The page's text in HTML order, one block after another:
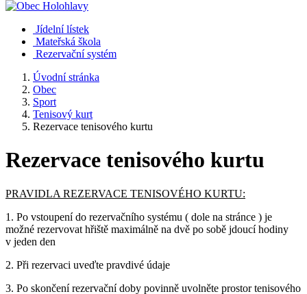
Jídelní lístek
Mateřská škola
Rezervační systém
Úvodní stránka
Obec
Sport
Tenisový kurt
Rezervace tenisového kurtu
Rezervace tenisového kurtu
PRAVIDLA REZERVACE TENISOVÉHO KURTU:
1. Po vstoupení do rezervačního systému ( dole na stránce ) je
možné rezervovat hřiště maximálně na dvě po sobě jdoucí hodiny
v jeden den
2. Při rezervaci uveďte pravdivé údaje
3. Po skončení rezervační doby povinně uvolněte prostor tenisového